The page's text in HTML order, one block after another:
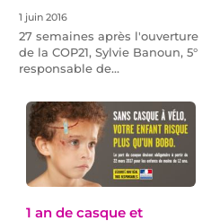
1 juin 2016
27 semaines après l'ouverture
de la COP21, Sylvie Banoun, 5°
responsable de…
1 an de casque et